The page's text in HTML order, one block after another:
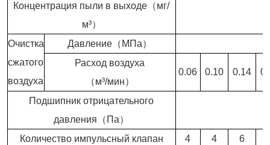
Концентрация пыли в выходе（мг/
м³）
Очистка
сжатого
воздуха
Давление（МПа）
Расход воздуха
（м³/мин）
0.06 0.10 0.14
Подшипник отрицательного
давления（Па）
Количество импульсный клапан
4 4 6